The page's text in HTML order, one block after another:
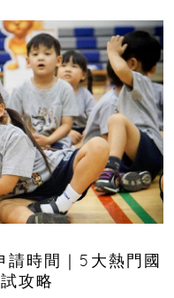
時間｜5大熱門國
攻略